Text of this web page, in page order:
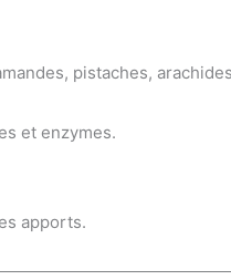
pistaches,
et enzymes.
apports.